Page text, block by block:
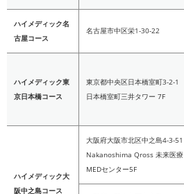
ハイメディック名
古屋コース
名古屋市中区栄1-30-22
ハイメディック東
京日本橋コース
東京都中央区日本橋室町3-2-1
日本橋室町三井タワー 7F
ハイメディック大
阪中之島コース
大阪府大阪市北区中之島4-3-51
Nakanoshima Qross 未来医療
MEDセンター5F